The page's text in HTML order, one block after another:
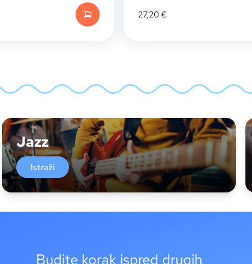
27,20€
Jazz
Istraži
Budite korak ispred drugih